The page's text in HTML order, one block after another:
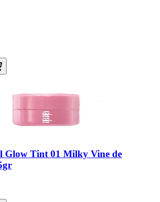
Glow Tint 01 Milky Vine de